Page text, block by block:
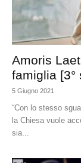
Amoris
famiglia [3°
5 Giugno 2021
“Con lo stesso
la Chiesa vuole
sia...